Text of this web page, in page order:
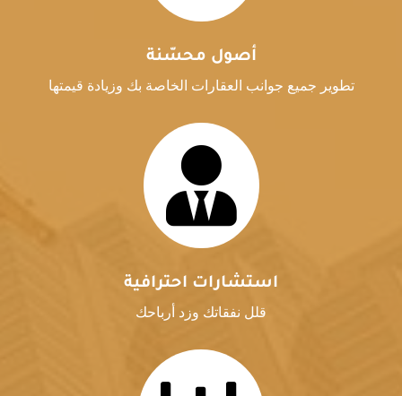
أصول محسّنة
تطوير جميع جوانب العقارات الخاصة بك وزيادة قيمتها

استشارات احترافية
قلل نفقاتك وزد أرباحك